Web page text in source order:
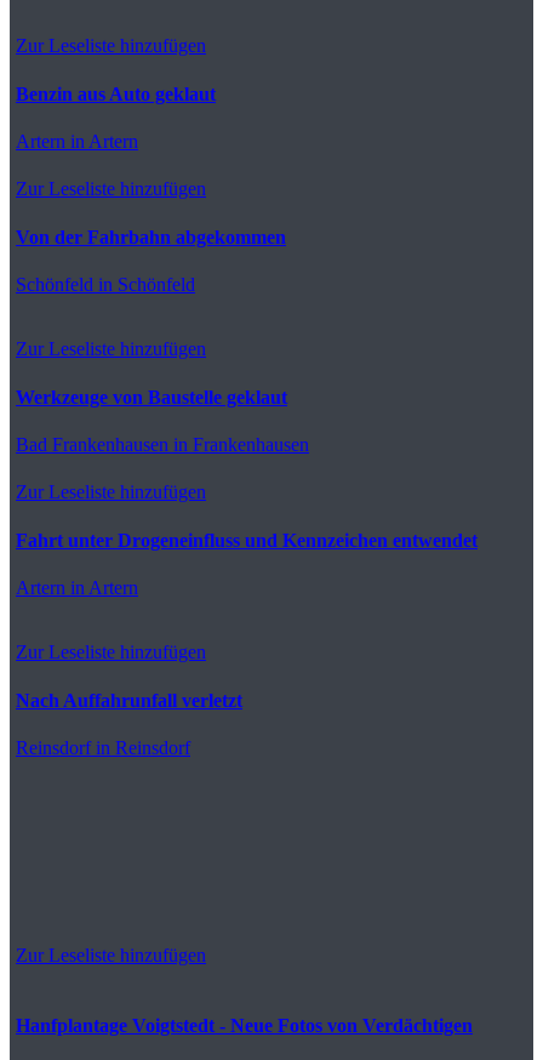
Zur Leseliste hinzufügen
Benzin aus Auto geklaut
Artern in Artern
Zur Leseliste hinzufügen
Von der Fahrbahn abgekommen
Schönfeld in Schönfeld
Zur Leseliste hinzufügen
Werkzeuge von Baustelle geklaut
Bad Frankenhausen in Frankenhausen
Zur Leseliste hinzufügen
Fahrt unter Drogeneinfluss und Kennzeichen entwendet
Artern in Artern
Zur Leseliste hinzufügen
Nach Auffahrunfall verletzt
Reinsdorfin Reinsdorf
Zur Leseliste hinzufügen
Hanfplantage Voigtstedt - Neue Fotos von Verdächtigen